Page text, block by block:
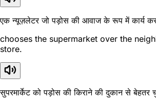
एक न्यूज़लेटर जो पड़ोस की आवाज के रूप में कार्य
chooses the supermarket over the
store.
सुपरमार्केट को पड़ोस की किराने की दुकान से बेहतर